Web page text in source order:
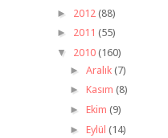
► 2012 (88)
► 2011 (55)
▼ 2010 (160)
► Aralık (7)
► Kasım (8)
► Ekim (9)
► Eylül (14)